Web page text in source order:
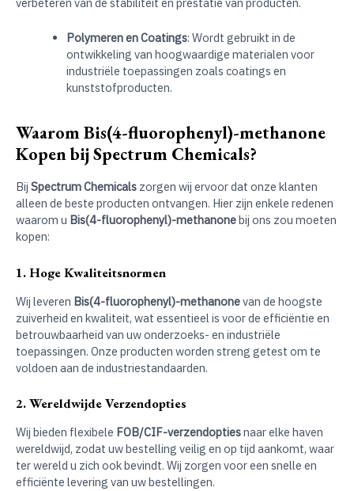
Polymeren en Coatings: Wordt gebruikt in de
ontwikkeling van hoogwaardige materialen voor
industriële toepassingen zoals coatings en
kunststofproducten.
Waarom Bis(4-fluorophenyl)-methanone
Kopen bij Spectrum Chemicals?
Bij Spectrum Chemicals zorgen wij ervoor dat onze klanten
alleen de beste producten ontvangen. Hier zijn enkele redenen
waarom u Bis(4-fluorophenyl)-methanonebij ons zou moeten
kopen:
1. Hoge Kwaliteitsnormen
Wij leveren Bis(4-fluorophenyl)-methanonevan de hoogste
zuiverheid en kwaliteit, wat essentieel is voor de efficiëntie en
betrouwbaarheid van uw onderzoeks- en industriële
toepassingen. Onze producten worden streng getest om te
voldoen aan de industriestandaarden.
2. Wereldwijde Verzendopties
Wij bieden flexibele FOB/CIF-verzendoptiesnaar elke haven
wereldwijd, zodat uw bestelling veilig en op tijd aankomt, waar
ter wereld u zich ook bevindt. Wij zorgen voor een snelle en
efficiënte levering van uw bestellingen.